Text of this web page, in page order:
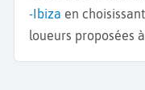
-Ibiza en
loueurs proposées